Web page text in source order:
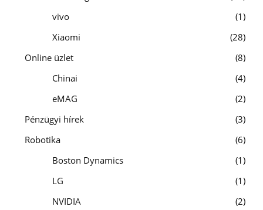
vivo
1
Xiaomi
28
Online üzlet
8
Chinai
4
eMAG
2
Pénzügyi hírek
3
Robotika
6
Boston Dynamics
1
LG
1
NVIDIA
2